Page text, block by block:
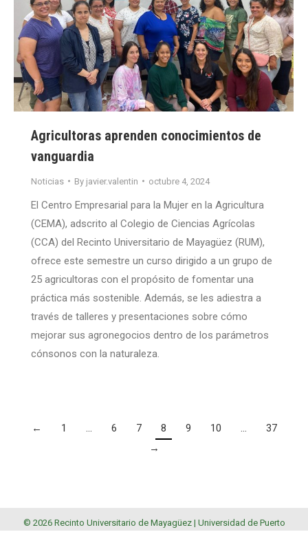
Agricultoras aprenden conocimientos de
vanguardia
Noticias By javier.valentin octubre 4, 2024
El Centro Empresarial para la Mujer en la Agricultura
(CEMA), adscrito al Colegio de Ciencias Agrícolas
(CCA) del Recinto Universitario de Mayagüez (RUM),
ofrece este semestre un curso dirigido a un grupo de
25 agricultoras con el propósito de fomentar una
práctica más sostenible. Además, se les adiestra a
través de talleres y presentaciones sobre cómo
mejorar sus agronegocios dentro de los parámetros
cónsonos con la naturaleza.
← 1 … 6 7 8 9 10 …
37
→
© 2026 Recinto Universitario de Mayagüez | Universidad de Puerto